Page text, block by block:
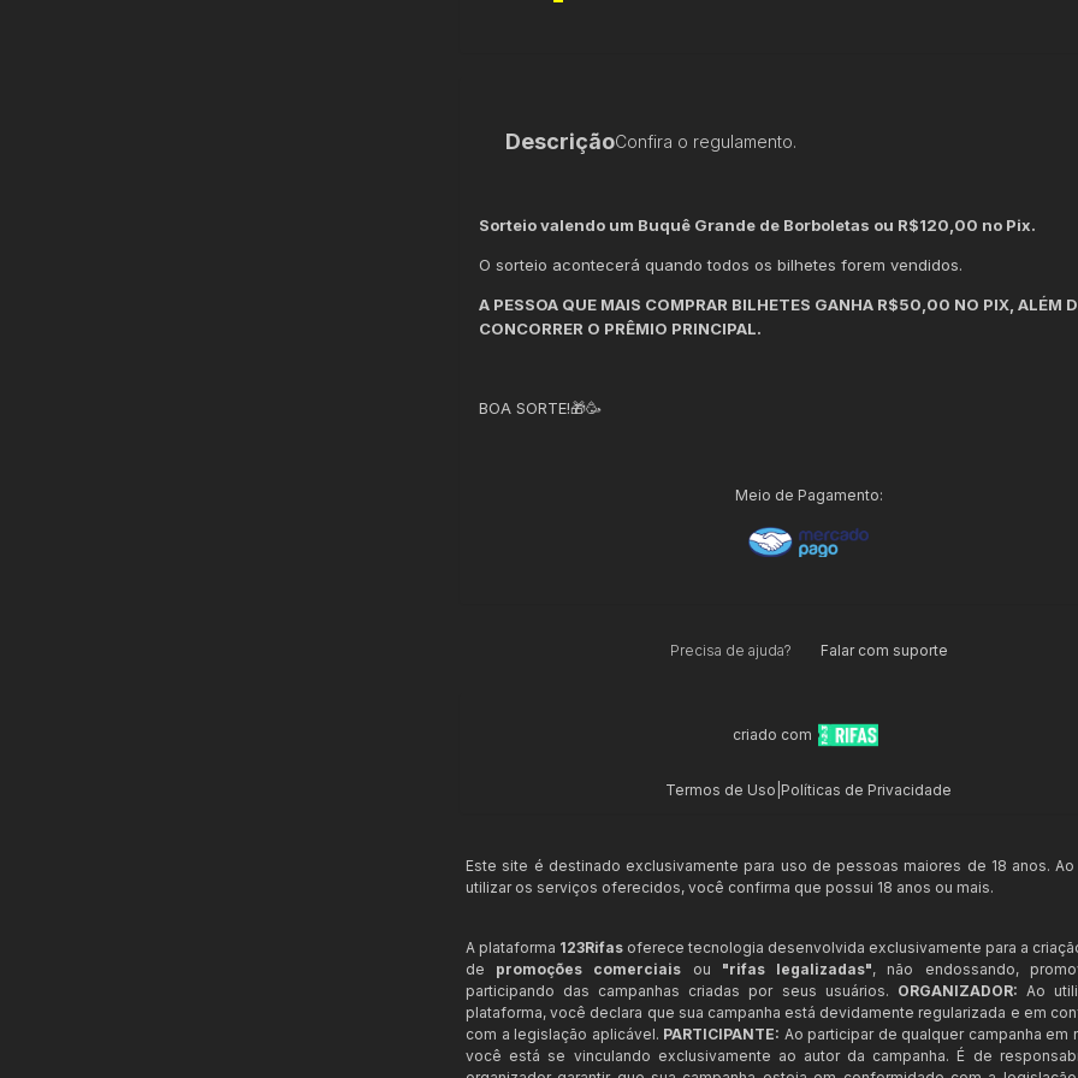
DescriçãoConfira o regulamento.
Sorteio valendo um Buquê Grande de Borboletas ou R$120,00 no Pix.
O sorteio acontecerá quando todos os bilhetes forem vendidos.
A PESSOA QUE MAIS COMPRAR BILHETES GANHA R$50,00 NO PIX, ALÉM
CONCORRER O PRÊMIO PRINCIPAL.
BOA SORTE!🎁🥳
Meio de Pagamento:
Precisa de ajuda? Falar com suporte
criado com
Termos de Uso Políticas de Privacidade
Este site é destinado exclusivamente para uso de pessoas maiores de 18 anos.
utilizar os serviços oferecidos, você confirma que possui 18 anos ou mais.
A plataforma 123Rifas oferece tecnologia desenvolvida exclusivamente para a
de promoções comerciais ou "rifas legalizadas", não endossando,
participando das campanhas criadas por seus usuários. ORGANIZADOR: Ao
plataforma, você declara que sua campanha está devidamente regularizada e em
com a legislação aplicável. PARTICIPANTE: Ao participar de qualquer campanha em
você está se vinculando exclusivamente ao autor da campanha. É de